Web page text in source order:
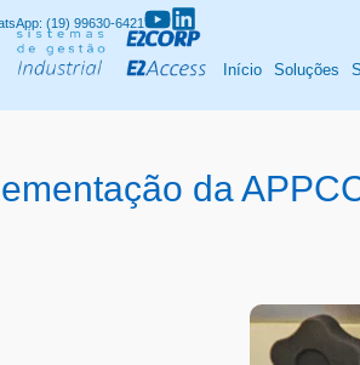
(19) 99630-6421
Início Soluções
da